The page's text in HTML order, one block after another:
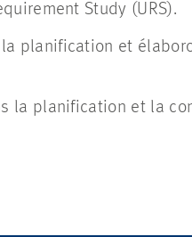
Study (URS).
la planification et
la planification et la